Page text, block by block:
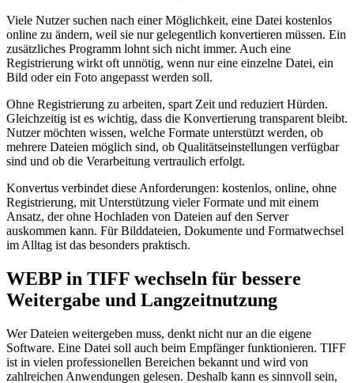
Viele Nutzer suchen nach einer Möglichkeit, eine Datei kostenlos
online zu ändern, weil sie nur gelegentlich konvertieren müssen. Ein
zusätzliches Programm lohnt sich nicht immer. Auch eine
Registrierung wirkt oft unnötig, wenn nur eine einzelne Datei, ein
Bild oder ein Foto angepasst werden soll.
Ohne Registrierung zu arbeiten, spart Zeit und reduziert Hürden.
Gleichzeitig ist es wichtig, dass die Konvertierung transparent bleibt.
Nutzer möchten wissen, welche Formate unterstützt werden, ob
mehrere Dateien möglich sind, ob Qualitätseinstellungen verfügbar
sind und ob die Verarbeitung vertraulich erfolgt.
Konvertus verbindet diese Anforderungen: kostenlos, online, ohne
Registrierung, mit Unterstützung vieler Formate und mit einem
Ansatz, der ohne Hochladen von Dateien auf den Server
auskommen kann. Für Bilddateien, Dokumente und Formatwechsel
im Alltag ist das besonders praktisch.
WEBP in TIFF wechseln für bessere
Weitergabe und Langzeitnutzung
Wer Dateien weitergeben muss, denkt nicht nur an die eigene
Software. Eine Datei soll auch beim Empfänger funktionieren. TIFF
ist in vielen professionellen Bereichen bekannt und wird von
zahlreichen Anwendungen gelesen. Deshalb kann es sinnvoll sein,